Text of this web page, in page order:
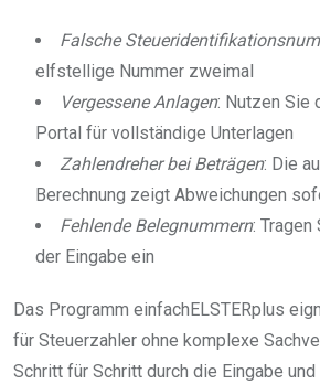
Falsche
elfstellige Nummer zweimal
Vergessene Anlagen: Nutzen Sie
Portal für vollständige Unterlagen
Zahlendreher bei Beträgen: Die
Berechnung zeigt Abweichungen
Fehlende Belegnummern:
der Eingabe ein
Das Programm einfachELSTERplus
für Steuerzahler ohne komplexe
Schritt für Schritt durch die Eingabe